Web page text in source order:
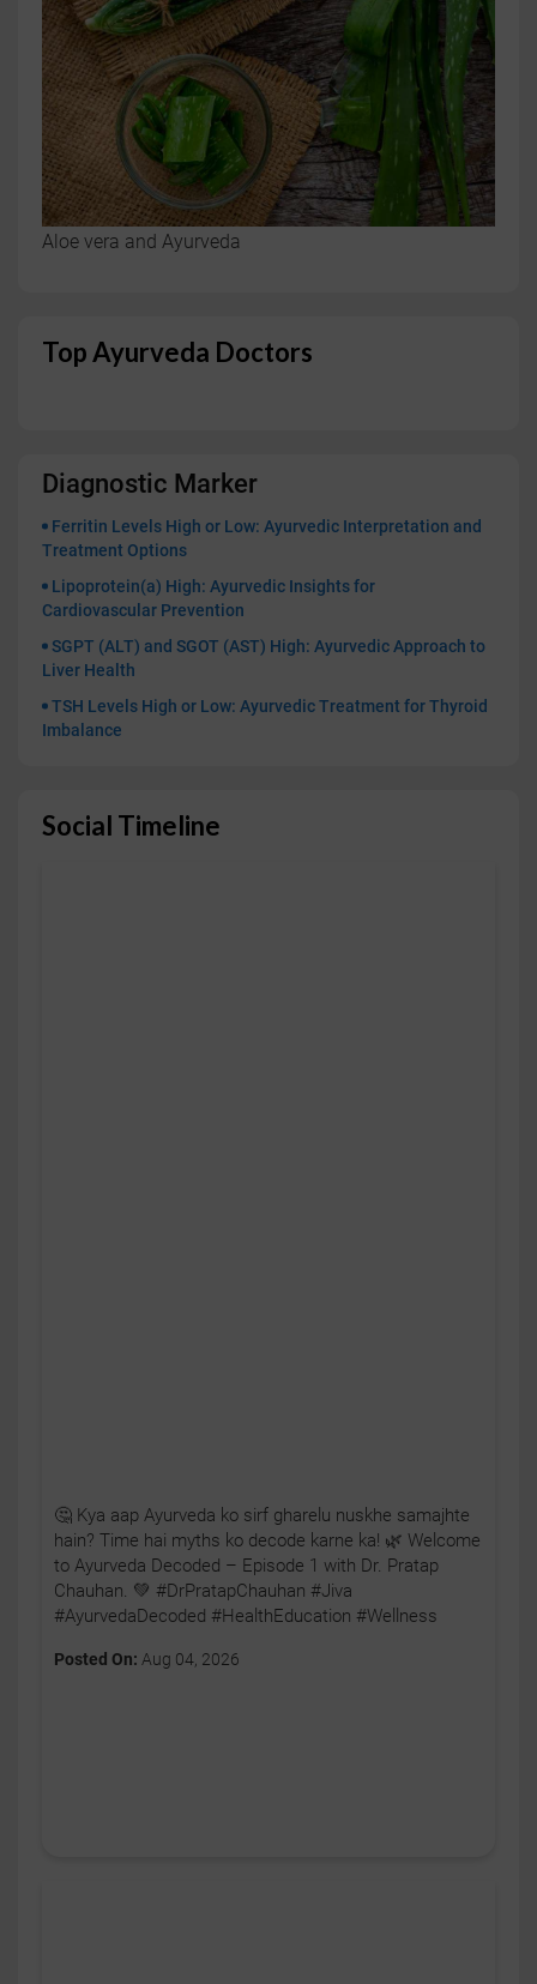
Aloe vera and Ayurveda
Top Ayurveda Doctors
Diagnostic Marker
Ferritin Levels High or Low: Ayurvedic Interpretation and
Treatment Options
Lipoprotein(a) High: Ayurvedic Insights for
Cardiovascular Prevention
SGPT (ALT) and SGOT (AST) High: Ayurvedic Approach to
Liver Health
TSH Levels High or Low: Ayurvedic Treatment for Thyroid
Imbalance
Social Timeline
🤔 Kya aap Ayurveda ko sirf gharelu nuskhe samajhte
hain? Time hai myths ko decode karne ka! 🌿 Welcome
to Ayurveda Decoded – Episode 1 with Dr. Pratap
Chauhan. 💚 #DrPratapChauhan #Jiva
#AyurvedaDecoded #HealthEducation #Wellness
Posted On: Aug 04, 2026